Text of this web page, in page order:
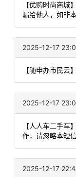
【优购时尚商
漏给他人，如非
2025-12-17
【随申办市民云
2025-12-17
【人人车二手
作，请忽略本短信
2025-12-17